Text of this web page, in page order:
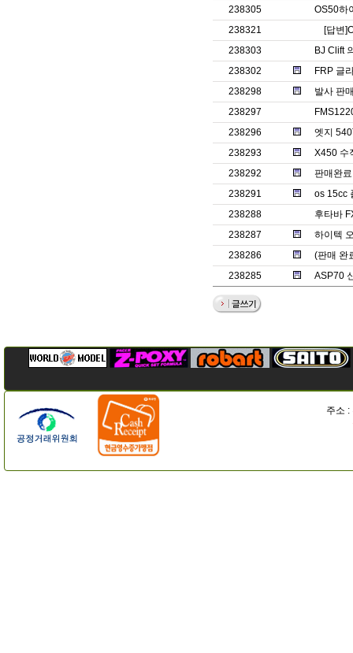
238305
OS50하
238321
[답변
238303
BJ Clift
238302
FRP 글
238298
발사 판
238297
238296
엣지
238293
X450 수
238292
판매완
238291
os 15cc
238288
후타바
238287
하이텍
238286
(판매 완
238285
ASP70
주소